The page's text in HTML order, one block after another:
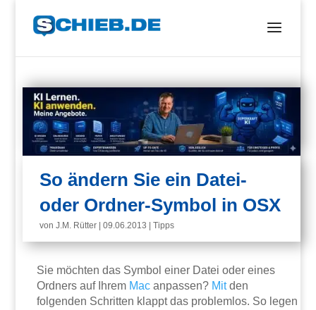
So ändern Sie ein Datei-
oder Ordner-Symbol in OSX
vonJ.M. Rütter |09.06.2013 |Tipps
Sie möchten das Symbol einer Datei oder eines
Ordners auf Ihrem Mac anpassen? Mitden
folgenden Schritten klappt das problemlos. So legen